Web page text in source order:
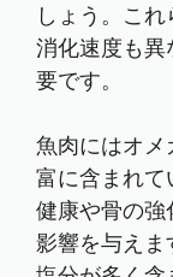
しょう。これ
消化速度も
要です。
魚肉にはオ
富に含まれ
健康や骨の
影響を与え